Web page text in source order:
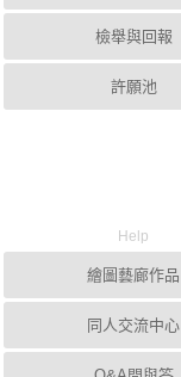
檢舉與回報
許願池
Help
繪圖藝廊作品
同人交流中心